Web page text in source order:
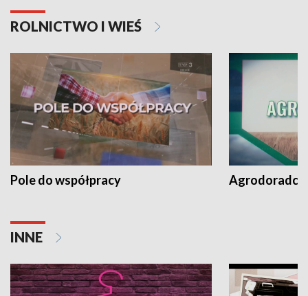
ROLNICTWO I WIEŚ
Pole do współpracy Agrodoradcy
INNE